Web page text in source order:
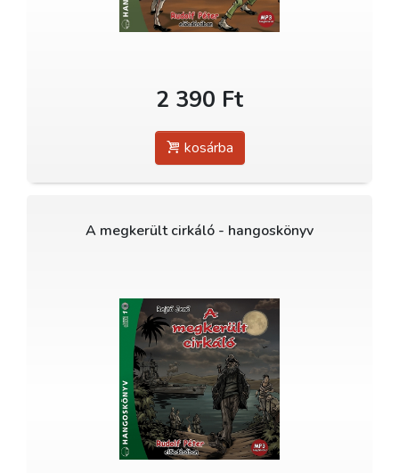
2 390 Ft
kosárba
A megkerült cirkáló - hangoskönyv